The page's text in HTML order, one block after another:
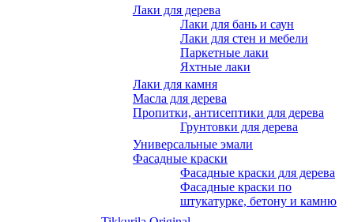
Лаки для дерева
Лаки для бань и саун
Лаки для стен и мебели
Паркетные лаки
Яхтные лаки
Лаки для камня
Масла для дерева
Пропитки, антисептики для дерева
Грунтовки для дерева
Универсальные эмали
Фасадные краски
Фасадные краски для дерева
Фасадные краски по
штукатурке, бетону и камню